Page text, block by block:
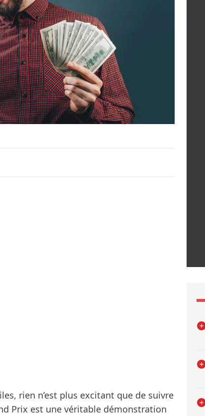
rien n’est plus excitant que de suivre
Prix est une véritable démonstration